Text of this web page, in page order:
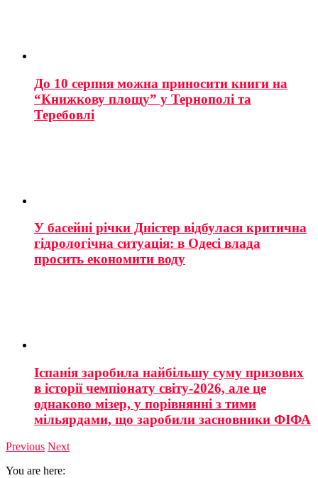
До 10 серпня можна приносити книги на
“Книжкову площу” у Тернополі та
Теребовлі
У басейні річки Дністер відбулася критична
гідрологічна ситуація: в Одесі влада
просить економити воду
Іспанія заробила найбільшу суму призових
в історії чемпіонату світу-2026, але це
однаково мізер, у порівнянні з тими
мільярдами, що заробили засновники ФІФА
Previous Next
You are here: